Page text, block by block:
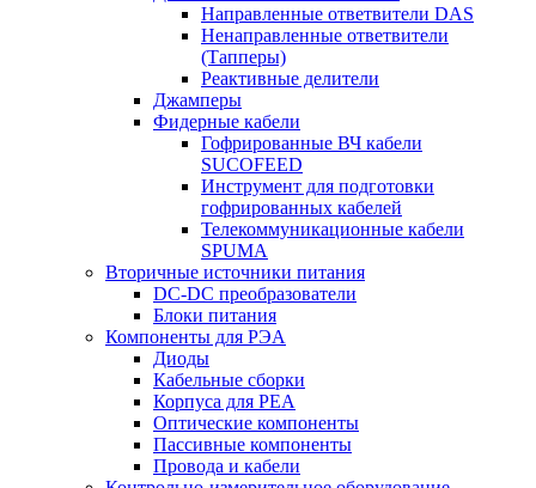
Направленные ответвители DAS
Ненаправленные ответвители
(Тапперы)
Реактивные делители
Джамперы
Фидерные кабели
Гофрированные ВЧ кабели
SUCOFEED
Инструмент для подготовки
гофрированных кабелей
Телекоммуникационные кабели
SPUMA
Вторичные источники питания
DC-DC преобразователи
Блоки питания
Компоненты для РЭА
Диоды
Кабельные сборки
Корпуса для РЕА
Оптические компоненты
Пассивные компоненты
Провода и кабели